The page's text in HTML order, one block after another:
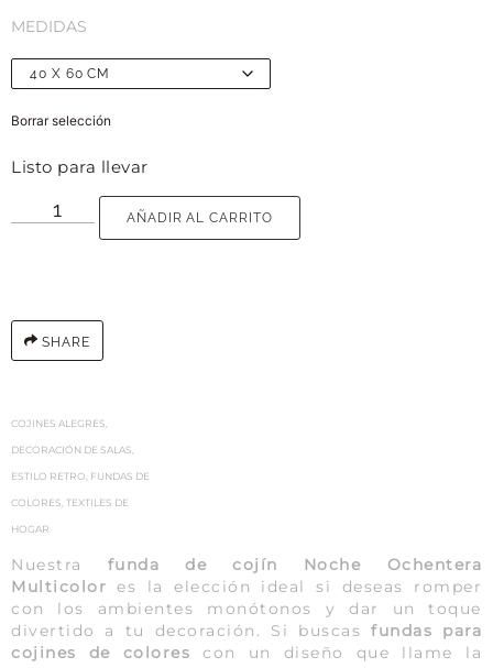
MEDIDAS
Borrar selección
Listo para llevar
AÑADIR AL CARRITO
SHARE
COJINES ALEGRES
DECORACIÓN DE SALAS
ESTILO RETRO FUNDAS DE
COLORES TEXTILES DE
HOGAR
Nuestra funda de cojín Noche Ochentera
Multicolor es la elección ideal si deseas romper
con los ambientes monótonos y dar un toque
divertido a tu decoración. Si buscasfundas para
cojines de colorescon un diseño que llame la